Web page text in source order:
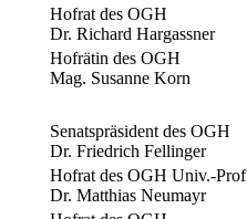
Hofrat des OGH
Dr. Richard Hargassner
Hofrätin des OGH
Mag. Susanne Korn
Senatspräsident des OGH
Dr. Friedrich Fellinger
Hofrat des OGH Univ.-
Dr. Matthias Neumayr